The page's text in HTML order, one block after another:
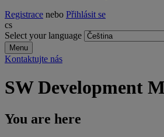
Registrace nebo Přihlásit se
cs
Select your language
Menu
Kontaktujte nás
SW Development
You are here